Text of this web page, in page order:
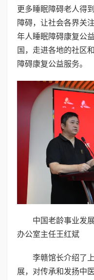
更多睡眠障碍老人得
障碍，让社会各界关
年人睡眠障碍康复公
国，走进各地的社区
障碍康复公益服务。
中国老龄事业发
办公室主任王红斌
李赣馆长介绍了
展，对传承和发扬中